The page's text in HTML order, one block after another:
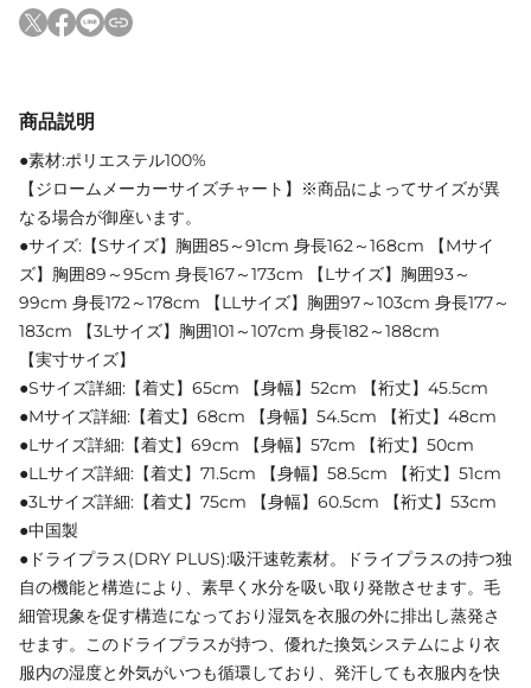
商品説明
●素材:ポリエステル100%
【ジロームメーカーサイズチャート】※商品によってサイズが異
なる場合が御座います。
●サイズ:【Sサイズ】胸囲85～91cm 身長162～168cm 【Mサイ
ズ】胸囲89～95cm 身長167～173cm 【Lサイズ】胸囲93～
99cm 身長172～178cm 【LLサイズ】胸囲97～103cm 身長177～
183cm 【3Lサイズ】胸囲101～107cm 身長182～188cm
【実寸サイズ】
●Sサイズ詳細:【着丈】65cm 【身幅】52cm 【裄丈】45.5cm
●Mサイズ詳細:【着丈】68cm 【身幅】54.5cm 【裄丈】48cm
●Lサイズ詳細:【着丈】69cm 【身幅】57cm 【裄丈】50cm
●LLサイズ詳細:【着丈】71.5cm 【身幅】58.5cm 【裄丈】51cm
●3Lサイズ詳細:【着丈】75cm 【身幅】60.5cm 【裄丈】53cm
●中国製
●ドライプラス(DRY PLUS):吸汗速乾素材。ドライプラスの持つ独
自の機能と構造により、素早く水分を吸い取り発散させます。毛
細管現象を促す構造になっており湿気を衣服の外に排出し蒸発さ
せます。このドライプラスが持つ、優れた換気システムにより衣
服内の湿度と外気がいつも循環しており、発汗しても衣服内を快